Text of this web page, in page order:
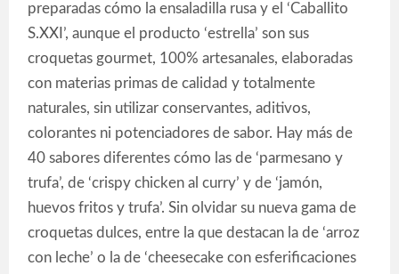
preparadas cómo la ensaladilla rusa y el ‘Caballito
S.XXI’, aunque el producto ‘estrella’ son sus
croquetas gourmet, 100% artesanales, elaboradas
con materias primas de calidad y totalmente
naturales, sin utilizar conservantes, aditivos,
colorantes ni potenciadores de sabor. Hay más de
40 sabores diferentes cómo las de ‘parmesano y
trufa’, de ‘crispy chicken al curry’ y de ‘jamón,
huevos fritos y trufa’. Sin olvidar su nueva gama de
croquetas dulces, entre la que destacan la de ‘arroz
con leche’ o la de ‘cheesecake con esferificaciones